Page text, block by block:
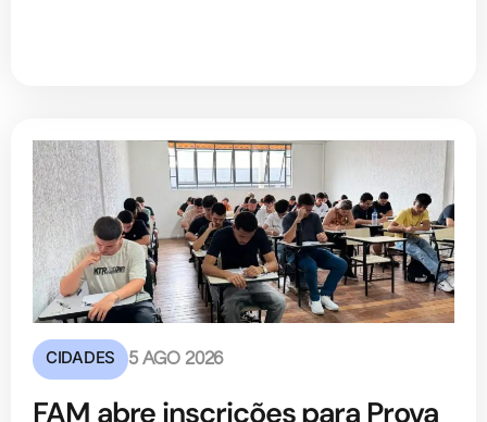
CIDADES 5 AGO 2026
FAM abre inscrições para Prova